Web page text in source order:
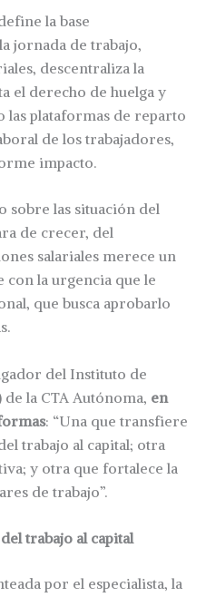
la base
jornada de trabajo,
descentraliza la
el derecho de huelga y
las plataformas de reparto
de los trabajadores,
impacto.
sobre las situación del
de crecer, del
salariales merece un
la urgencia que le
que busca aprobarlo
del Instituto de
la CTA Autónoma, en
: “Una que transfiere
trabajo al capital; otra
y otra que fortalece la
de trabajo”.
trabajo al capital
por el especialista, la